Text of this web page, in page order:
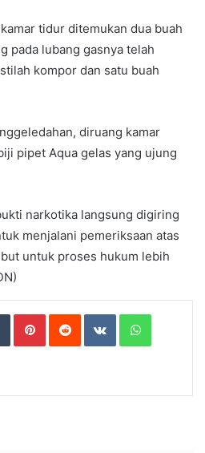
tidur ditemukan dua buah
pada lubang gasnya telah
kompor dan satu buah
diruang kamar
pipet Aqua gelas yang ujung
narkotika langsung digiring
menjalani pemeriksaan atas
untuk proses hukum lebih
Tumblr Pinterest Reddit VKontakte